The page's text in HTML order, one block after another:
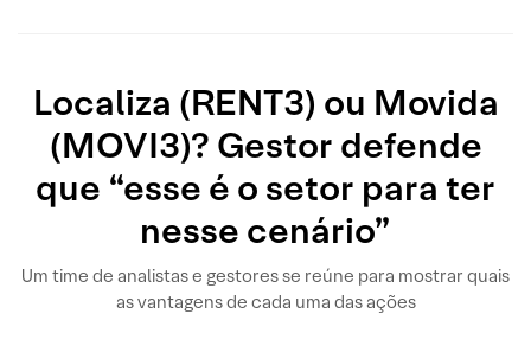
Localiza (RENT3) ou Movida
(MOVI3)? Gestor defende
que “esse é o setor para ter
nesse cenário”
Um time de analistas e gestores se reúne para mostrar quais
as vantagens de cada uma das ações